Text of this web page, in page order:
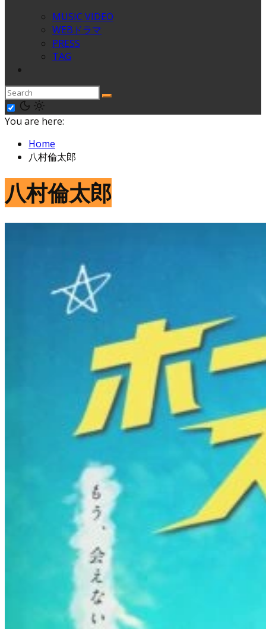
MUSIC VIDEO
WEBドラマ
PRESS
TAG
You are here:
Home
八村倫太郎
八村倫太郎